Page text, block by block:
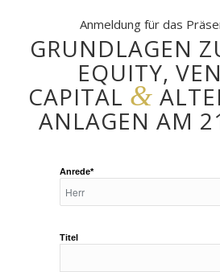
Anmeldung für das
GRUNDLAGEN
EQUITY,
CAPITAL &
ANLAGEN AM
Anrede*
Titel